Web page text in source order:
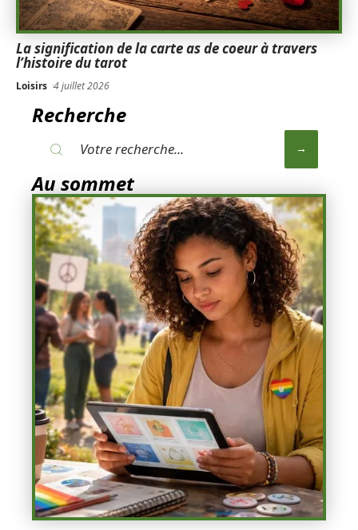
La signification de la carte as de coeur à travers
l’histoire du tarot
Loisirs 4 juillet 2026
Recherche
Au sommet